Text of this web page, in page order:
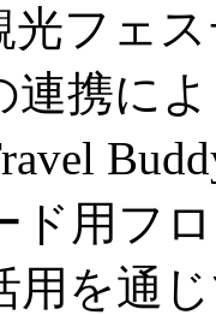
光フェ
連携に
ド用フ
用を通